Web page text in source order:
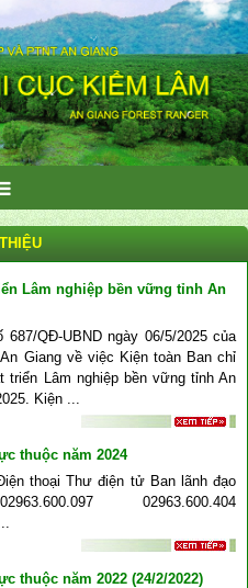
Lâm nghiệp bền vững tỉnh An
QĐ-UBND ngày 06/5/2025 của
Giang về việc Kiện toàn Ban chỉ
triển Lâm nghiệp bền vững tỉnh An
Kiện ...
thuộc năm 2024
thoại Thư điện tử Ban lãnh đạo
02963.600.404
thuộc năm 2022 (24/2/2022)